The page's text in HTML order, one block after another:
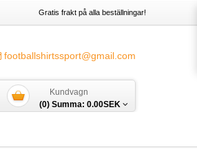
Gratis frakt på alla beställningar!
footballshirtssport@gmail.com
Kundvagn
(0) Summa: 0.00SEK